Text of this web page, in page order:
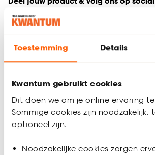
Toestemming Details
Kwantum gebruikt cookies
Dit doen we om je online ervaring
Sommige cookies zijn noodzakelijk,
optioneel zijn.
Noodzakelijke cookies zorgen
Productspecificaties
4308945